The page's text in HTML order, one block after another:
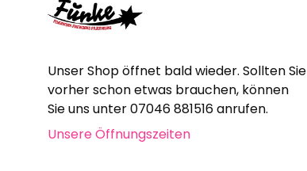
Geschenkgutscheine
Unser Shop öffnet bald wieder. Sollten Sie
vorher schon etwas brauchen, können
Sie uns unter 07046 881516 anrufen.
Unsere Öffnungszeiten